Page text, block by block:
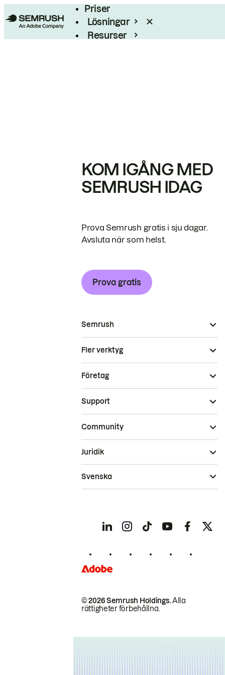
Priser
Lösningar
Resurser
KOM IGÅNG MED
SEMRUSH IDAG
Prova Semrush gratis i sju dagar.
Avsluta när som helst.
Prova gratis
Semrush
Fler verktyg
Företag
Support
Community
© 2026 Semrush Holdings.Alla
rättigheter förbehållna.
Juridik
Svenska